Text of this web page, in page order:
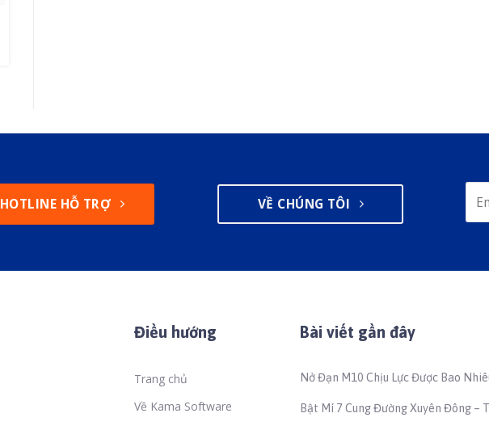
HOTLINE HỖ TRỢ VỀ CHÚNG TÔI
Điều hướng
Trang chủ
Về Kama Software
Bài viết gần đây
Nở Đạn M10 Chịu Lực Được Bao
Bật Mí 7 Cung Đường Xuyên Đông –